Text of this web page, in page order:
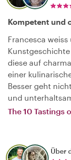
Kompetent und
Francesca
diese auf
einer
Besser geht
und
The 10 Tastings
Über